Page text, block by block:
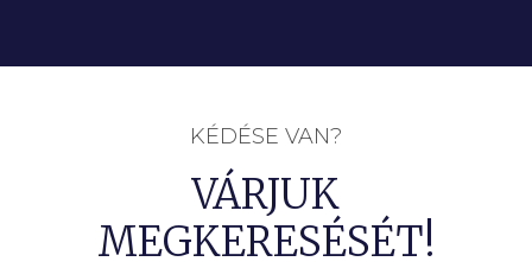
KÉDÉSE VAN?
VÁRJUK
MEGKERESÉSÉT!